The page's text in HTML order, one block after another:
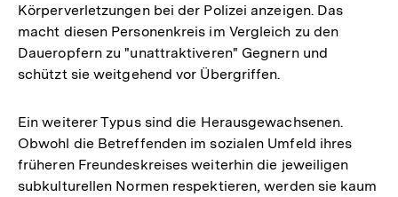
Körperverletzungen bei der Polizei anzeigen. Das
macht diesen Personenkreis im Vergleich zu den
Daueropfern zu "unattraktiveren" Gegnern und
schützt sie weitgehend vor Übergriffen.
Ein weiterer Typus sind die Herausgewachsenen.
Obwohl die Betreffenden im sozialen Umfeld ihres
früheren Freundeskreises weiterhin die jeweiligen
subkulturellen Normen respektieren, werden sie kaum